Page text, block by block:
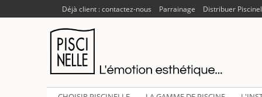
Déjà client : contactez-nous Parrainage Distribuer